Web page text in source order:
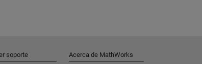
soporte Acerca de MathWorks